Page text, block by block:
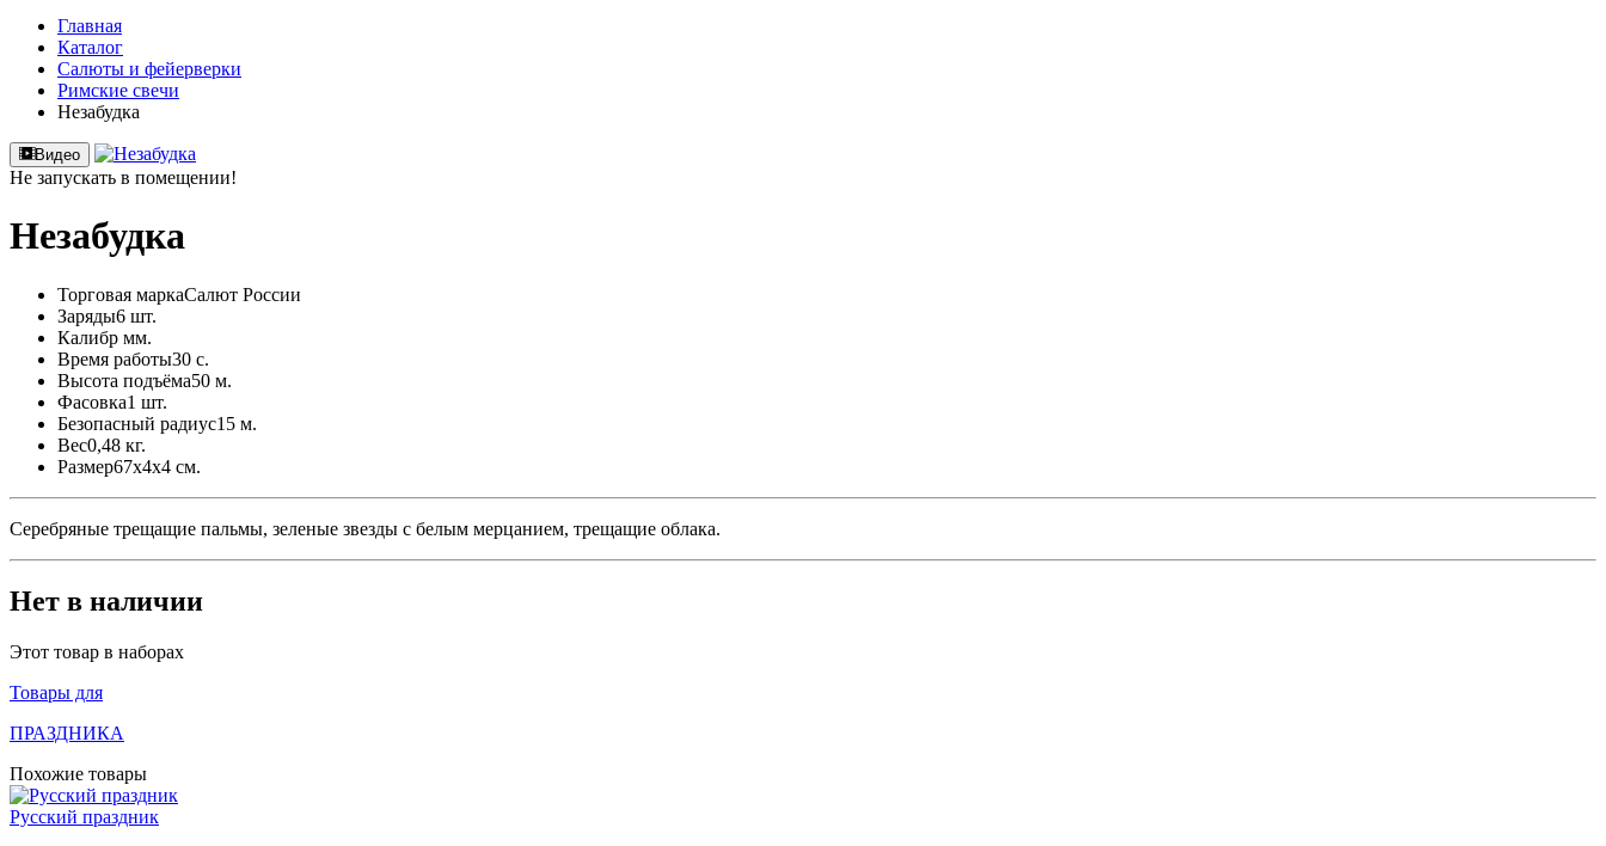
Главная
Каталог
Салюты и фейерверки
Римские свечи
Незабудка
Видео
Не запускать в помещении!
Незабудка
Торговая маркаСалют России
Заряды6 шт.
Калибр мм.
Время работы30 с.
Высота подъёма50 м.
Фасовка1 шт.
Безопасный радиус15 м.
Вес0,48 кг.
Размер67x4x4 см.
Серебряные трещащие пальмы, зеленые звезды с белым мерцанием, трещащие облака.
Нет в наличии
Этот товар в наборах
Товары для
ПРАЗДНИКА
Похожие товары
Русский праздник